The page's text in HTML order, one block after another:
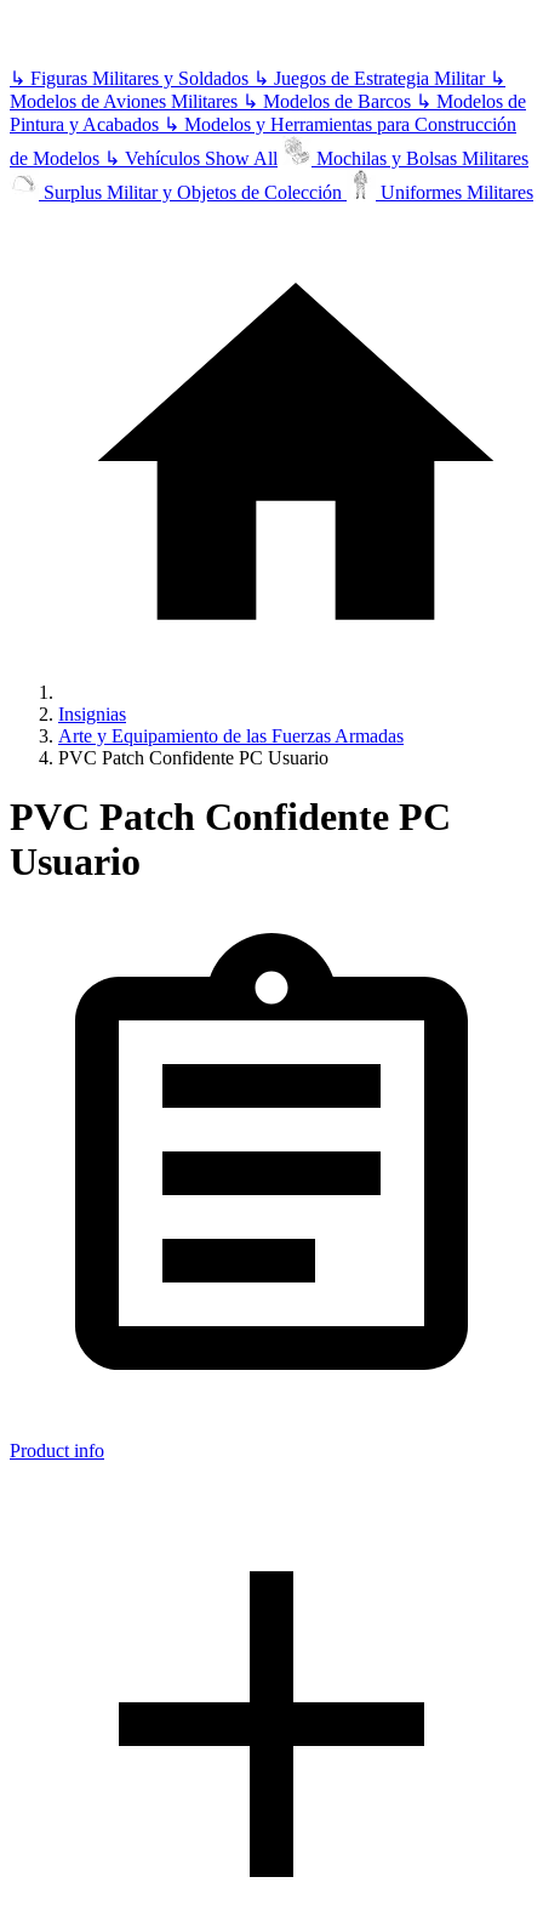
↳ Figuras Militares y Soldados ↳ Juegos de Estrategia Militar ↳
Modelos de Aviones Militares ↳ Modelos de Barcos ↳ Modelos de
Pintura y Acabados ↳ Modelos y Herramientas para Construcción
de Modelos ↳ Vehículos Show All
Mochilas y Bolsas Militares
Surplus Militar y Objetos de Colección
Uniformes Militares
Insignias
Arte y Equipamiento de las Fuerzas Armadas
PVC Patch Confidente PC Usuario
PVC Patch Confidente PC
Usuario
Product info